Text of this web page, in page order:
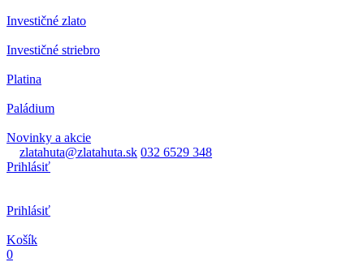
Investičné zlato
Investičné striebro
Platina
Paládium
Novinky a akcie
zlatahuta@zlatahuta.sk 032 6529 348
Prihlásiť
Prihlásiť
Košík
0